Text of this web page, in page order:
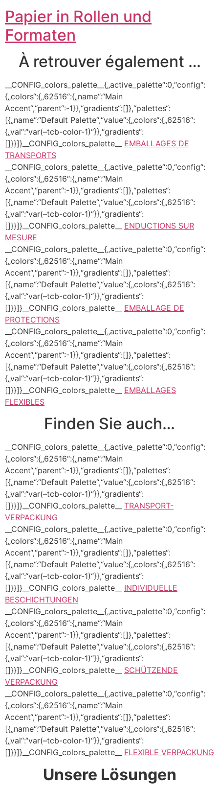
Papier in Rollen und
Formaten
À retrouver également …
__CONFIG_colors_palette__{„active_palette“:0,“config“:
{„colors“:{„62516“:{„name“:“Main
Accent“,“parent“:-1}},“gradients“:[]},“palettes“:
[{„name“:“Default Palette“,“value“:{„colors“:{„62516“:
{„val“:“var(–tcb-color-1)“}},“gradients“:
[]}}]}__CONFIG_colors_palette__ EMBALLAGES DE
TRANSPORTS
__CONFIG_colors_palette__{„active_palette“:0,“config“:
{„colors“:{„62516“:{„name“:“Main
Accent“,“parent“:-1}},“gradients“:[]},“palettes“:
[{„name“:“Default Palette“,“value“:{„colors“:{„62516“:
{„val“:“var(–tcb-color-1)“}},“gradients“:
[]}}]}__CONFIG_colors_palette__ ENDUCTIONS SUR
MESURE
__CONFIG_colors_palette__{„active_palette“:0,“config“:
{„colors“:{„62516“:{„name“:“Main
Accent“,“parent“:-1}},“gradients“:[]},“palettes“:
[{„name“:“Default Palette“,“value“:{„colors“:{„62516“:
{„val“:“var(–tcb-color-1)“}},“gradients“:
[]}}]}__CONFIG_colors_palette__ EMBALLAGE DE
PROTECTIONS
__CONFIG_colors_palette__{„active_palette“:0,“config“:
{„colors“:{„62516“:{„name“:“Main
Accent“,“parent“:-1}},“gradients“:[]},“palettes“:
[{„name“:“Default Palette“,“value“:{„colors“:{„62516“:
{„val“:“var(–tcb-color-1)“}},“gradients“:
[]}}]}__CONFIG_colors_palette__ EMBALLAGES
FLEXIBLES
Finden Sie auch…
__CONFIG_colors_palette__{„active_palette“:0,“config“:
{„colors“:{„62516“:{„name“:“Main
Accent“,“parent“:-1}},“gradients“:[]},“palettes“:
[{„name“:“Default Palette“,“value“:{„colors“:{„62516“:
{„val“:“var(–tcb-color-1)“}},“gradients“:
[]}}]}__CONFIG_colors_palette__ TRANSPORT-
VERPACKUNG
__CONFIG_colors_palette__{„active_palette“:0,“config“:
{„colors“:{„62516“:{„name“:“Main
Accent“,“parent“:-1}},“gradients“:[]},“palettes“:
[{„name“:“Default Palette“,“value“:{„colors“:{„62516“:
{„val“:“var(–tcb-color-1)“}},“gradients“:
[]}}]}__CONFIG_colors_palette__ INDIVIDUELLE
BESCHICHTUNGEN
__CONFIG_colors_palette__{„active_palette“:0,“config“:
{„colors“:{„62516“:{„name“:“Main
Accent“,“parent“:-1}},“gradients“:[]},“palettes“:
[{„name“:“Default Palette“,“value“:{„colors“:{„62516“:
{„val“:“var(–tcb-color-1)“}},“gradients“:
[]}}]}__CONFIG_colors_palette__ SCHÜTZENDE
VERPACKUNG
__CONFIG_colors_palette__{„active_palette“:0,“config“:
{„colors“:{„62516“:{„name“:“Main
Accent“,“parent“:-1}},“gradients“:[]},“palettes“:
[{„name“:“Default Palette“,“value“:{„colors“:{„62516“:
{„val“:“var(–tcb-color-1)“}},“gradients“:
[]}}]}__CONFIG_colors_palette__ FLEXIBLE VERPACKUNG
Unsere Lösungen